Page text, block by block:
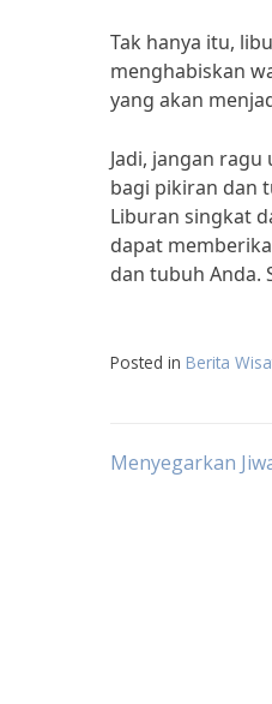
Tak hanya itu,
menghabiskan
yang akan
Jadi, jangan
bagi pikiran dan
Liburan singkat
dapat
dan tubuh Anda.
Posted in Berita
Post
Menyegarkan